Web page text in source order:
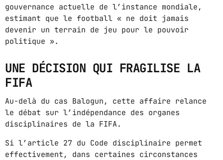
gouvernance actuelle de l’instance mondiale,
estimant que le football « ne doit jamais
devenir un terrain de jeu pour le pouvoir
politique ».
UNE DÉCISION QUI FRAGILISE LA
FIFA
Au-delà du cas Balogun, cette affaire relance
le débat sur l’indépendance des organes
disciplinaires de la FIFA.
Si l’article 27 du Code disciplinaire permet
effectivement, dans certaines circonstances